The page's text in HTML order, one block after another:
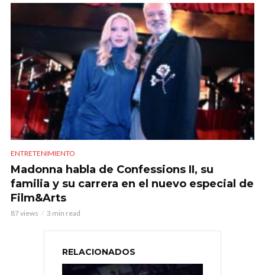
ENTRETENIMIENTO
Madonna habla de Confessions II, su
familia y su carrera en el nuevo especial de
Film&Arts
87 views 3 min read
RELACIONADOS